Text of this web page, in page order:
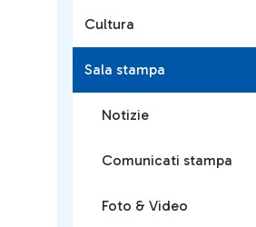
Cultura
Sala stampa
Notizie
Comunicati stampa
Foto & Video